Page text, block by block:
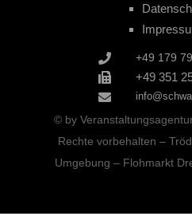

+49 179

+49 351

© by
Rechte vorbehalten –
Umgebung – Flohmarkt